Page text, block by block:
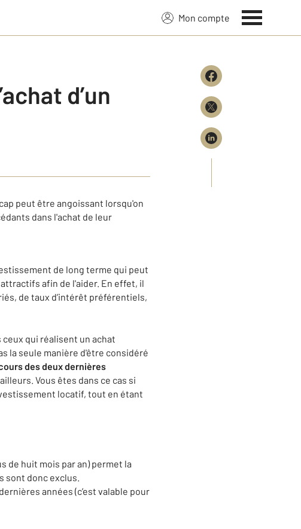
Mon compte
d’un
peut être angoissant lorsqu'on
dans l'achat de leur
de long terme qui peut
afin de l'aider. En effet, il
de taux d’intérêt préférentiels,
qui réalisent un achat
la seule manière d'être considéré
des deux dernières
Vous êtes dans ce cas si
locatif, tout en étant
de huit mois par an) permet la
sont donc exclus.
années (c’est valable pour